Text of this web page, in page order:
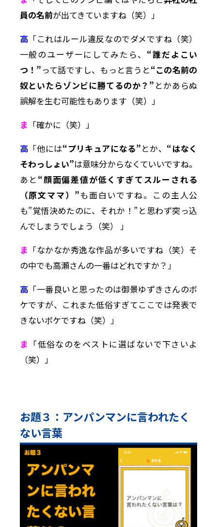
員の名前が出てきていますね（笑）」
高 「これはルール違反なのでダメですね（笑）
一般のユーザーにしてみたら、 “誰だよこい
つ！”って話ですし、もっと言うと“この名前の
奴といたらゾンビに勝てるのか？” とかあらぬ
誤解を生む可能性もあります（笑）」
ま 「確かに（笑）」
高 「他には“プリキュアになる”とか、 “はなく
そわっしょい”は意味分からなくていいですね。
あと “顔面偏差値が低くすぎてスルーされる
（原文ママ）”も面白いですね。この主人公
も”覚悟決めたのに、それか！”と思わず突っ込
んでしまうでしょう（笑） 」
ま 「なかなか秀逸な作品が多いですね（笑）そ
の中でも高瀬さんの一番はどれですか？」
高 「一番良いと思ったのは御景ゆずきさんのボ
ケですが、これまた低俗すぎてここでは発表で
きないボケですね（笑）」
ま 「低俗なのをベストに選ばないで下さいよ
（笑）」
お題３：アンパンマンに言われたく
ない言葉